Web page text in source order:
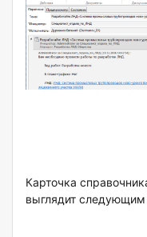
Карточка
выглядит